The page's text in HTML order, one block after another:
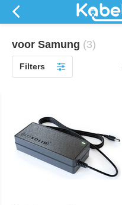
voor Samung (3)
Filters